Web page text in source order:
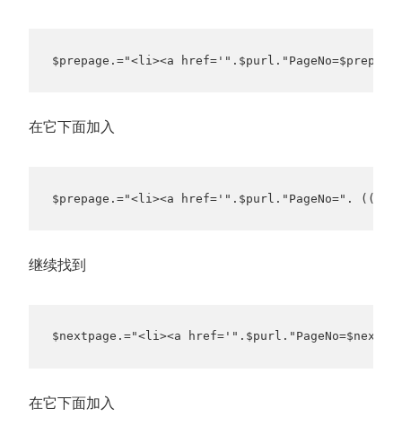
$prepage.="<li><a
在它下面加入
$prepage.="<li><a href='".$purl."PageNo=".
继续找到
$nextpage.="<li><a
在它下面加入